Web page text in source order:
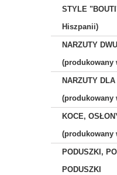
STYLE
Hiszpanii)
NARZUTY
(produkowany
NARZUTY
(produkowany
KOCE,
(produkowany
PODUSZKI,
PODUSZKI